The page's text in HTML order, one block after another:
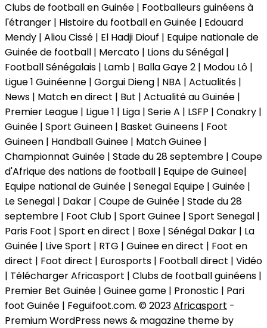
Clubs de football en Guinée | Footballeurs guinéens à
l'étranger | Histoire du football en Guinée | Edouard
Mendy | Aliou Cissé | El Hadji Diouf | Equipe nationale de
Guinée de football | Mercato | Lions du Sénégal |
Football Sénégalais | Lamb | Balla Gaye 2 | Modou Lô |
Ligue 1 Guinéenne | Gorgui Dieng | NBA | Actualités |
News | Match en direct | But | Actualité au Guinée |
Premier League | Ligue 1 | Liga | Serie A | LSFP | Conakry |
Guinée | Sport Guineen | Basket Guineens | Foot
Guineen | Handball Guinee | Match Guinee |
Championnat Guinée | Stade du 28 septembre | Coupe
d'Afrique des nations de football | Equipe de Guinee|
Equipe national de Guinée | Senegal Equipe | Guinée |
Le Senegal | Dakar | Coupe de Guinée | Stade du 28
septembre | Foot Club | Sport Guinee | Sport Senegal |
Paris Foot | Sport en direct | Boxe | Sénégal Dakar | La
Guinée | Live Sport | RTG | Guinee en direct | Foot en
direct | Foot direct | Eurosports | Football direct | Vidéo
| Télécharger Africasport | Clubs de football guinéens |
Premier Bet Guinée | Guinee game | Pronostic | Pari
foot Guinée | Feguifoot.com. © 2023Africasport -
Premium WordPress news & magazine theme by